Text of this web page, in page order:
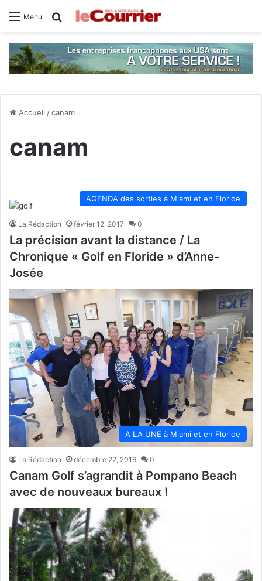
Menu Rechercher
Accueil /canam
canam
AGENDA des sorties à Miami et en Floride
La Rédaction février 12, 2017 0
La précision avant la distance / La
Chronique « Golf en Floride » d’Anne-
Josée
A LA UNE à Miami et en Floride
La Rédaction décembre 22, 2016 0
Canam Golf s’agrandit à Pompano Beach
avec de nouveaux bureaux !